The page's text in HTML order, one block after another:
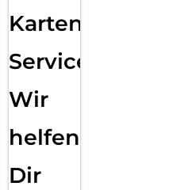
Karten
Service:
Wir
helfen
Dir